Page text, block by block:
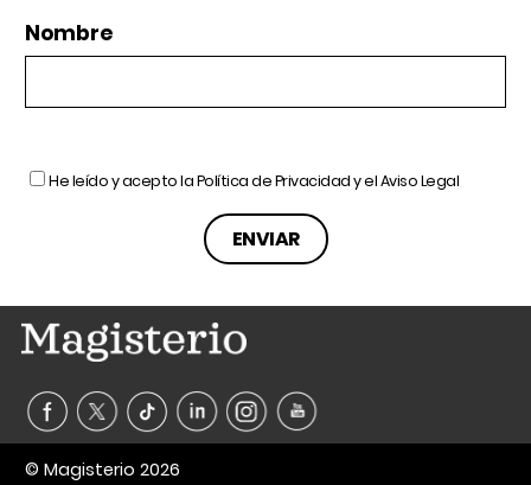
Nombre
He leído y acepto laPolítica de Privacidady elAviso Legal
© Magisterio 2026